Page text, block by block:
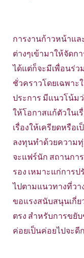
การงานก้าวหน้าแ
ต่างๆเข้ามาให้จัดก
ได้แต่ก็จะมีเพื่อนร่
ชั่วคราวโดยเฉพาะ
ประการ มีแนวโน้ม
ให้โอกาสแก้ตัวในเ
เรื่องให้เครียดหรือ
ลงทุนทำด้วยความ
จะแฟร์นัก สถานกา
รอง เหมาะแก่การ
ไปตามแนวทางที่วา
ขอแรงสนับสนุนเกี่
ตรง สำหรับการขยั
ค่อยเป็นค่อยไปจะดี